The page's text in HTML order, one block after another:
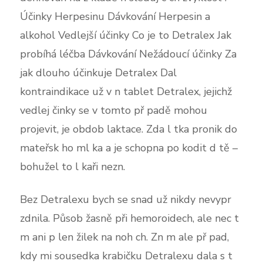
Účinky Herpesinu Dávkování Herpesin a
alkohol Vedlejší účinky Co je to Detralex Jak
probíhá léčba Dávkování Nežádoucí účinky Za
jak dlouho účinkuje Detralex Dal
kontraindikace už v n tablet Detralex, jejichž
vedlej činky se v tomto př padě mohou
projevit, je obdob laktace. Zda l tka pronik do
mateřsk ho ml ka a je schopna po kodit d tě –
bohužel to l kaři nezn.
Bez Detralexu bych se snad už nikdy nevypr
zdnila. Působ žasně při hemoroidech, ale nec t
m ani p len žilek na noh ch. Zn m ale př pad,
kdy mi sousedka krabičku Detralexu dala s t